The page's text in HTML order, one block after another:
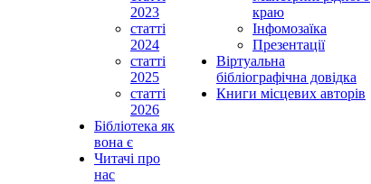
2023
статті
2024
статті
2025
статті
2026
Бібліотека як
вона є
Читачі про
нас
краю
Інфомозаїка
Презентації
Віртуальна
бібліографічна довідка
Книги місцевих авторів